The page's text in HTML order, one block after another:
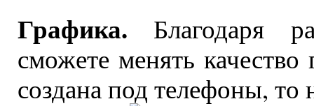
Графика. Благодаря
сможете менять
создана под телефоны, то